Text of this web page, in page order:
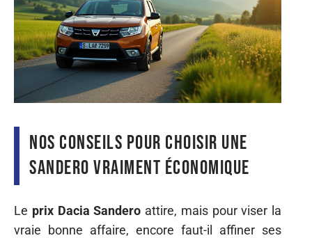
Nos conseils pour choisir une
Sandero vraiment économique
Le prix Dacia Sandero attire, mais pour viser la
vraie bonne affaire, encore faut-il affiner ses